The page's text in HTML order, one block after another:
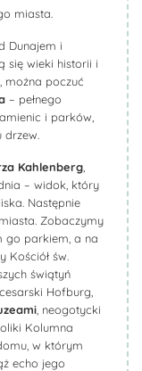
miasta.
Dunajem i
się wieki historii i
można poczuć
– pełnego
i parków,
Kahlenberg
– widok, który
Następnie
Zobaczymy
go parkiem, a na
św.
świątyń
Hofburg,
, neogotycki
Kolumna
w którym
echo jego